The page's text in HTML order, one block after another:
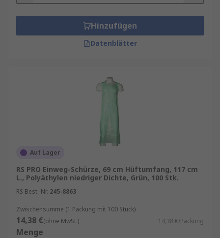
Hinzufügen
Datenblätter
Auf Lager
RS PRO Einweg-Schürze, 69 cm Hüftumfang, 117 cm
L., Polyäthylen niedriger Dichte, Grün, 100 Stk.
RS Best.-Nr. 245-8863
Zwischensumme (1 Packung mit 100 Stück)
14,38 €(ohne MwSt.) 14,38 €/Packung
Menge